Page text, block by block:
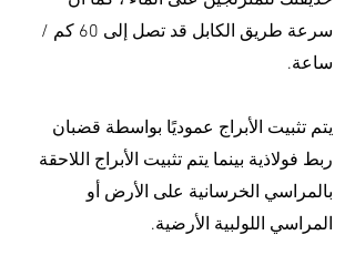
سرعة طريق الكابل قد تصل إلى 60 كم /
ساعة.
يتم تثبيت الأبراج عموديًا بواسطة قضبان
ربط فولاذية بينما يتم تثبيت الأبراج اللاحقة
بالمراسي الخرسانية على الأرض أو
المراسي اللولبية الأرضية.